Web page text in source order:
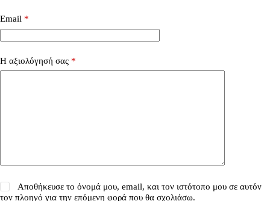
Email *
Η αξιολόγησή σας *
Αποθήκευσε το όνομά μου, email, και τον ιστότοπο μου σε αυτόν
τον πλοηγό για την επόμενη φορά που θα σχολιάσω.